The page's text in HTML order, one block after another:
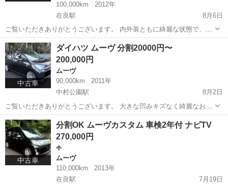
100,000km
2012年
在良駅
8月6日
ご覧いただきありがとうございます。 内外装ともに綺麗な状態で、タ
バコ臭もありません。 大切に乗ってきた車ですので、気持ちよくお乗
りいただけると思います。 ・車検2年付き ・冷暖房良好◎ ・走行距離
約10万km ・タイミ...
三重 桑名市 在良駅 ゼスト ゼストスパーク
中古車
ダイハツ ムーヴ 分割20000円〜
200,000円
ムーヴ
90,000km
2011年
中村公園駅
8月2日
ご覧いただきありがとうございます。 大きな凹みキズなく綺麗なお車
です。 ・車検2年 2026年7月31日受検 ・冷暖房良好◎ ・走行距離 約9
万km 🈁分割をご希望の方にお願いです。 頭金の有無と月々のお支払
い金額を必...
愛知 名古屋市 ムーヴ 走行距離
中古車
分割OK ムーヴカスタム 車検2年付 ナビTV
270,000円
ムーヴ
110,000km
2013年
在良駅
7月19日